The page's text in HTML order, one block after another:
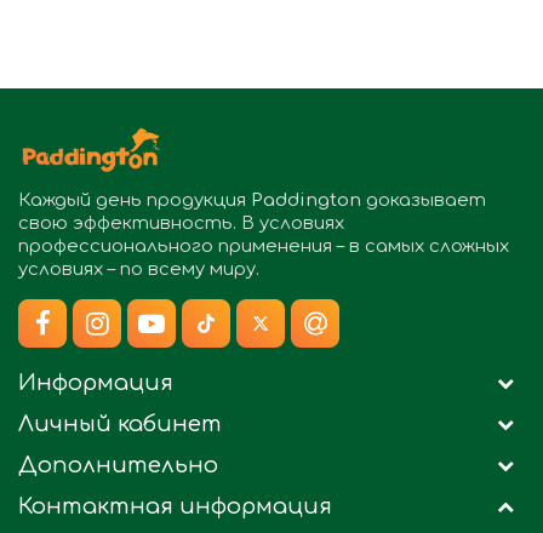
Каждый день продукция Paddington доказывает
свою эффективность. В условиях
профессионального применения – в самых сложных
условиях – по всему миру.
Информация
Личный кабинет
Дополнительно
Контактная информация